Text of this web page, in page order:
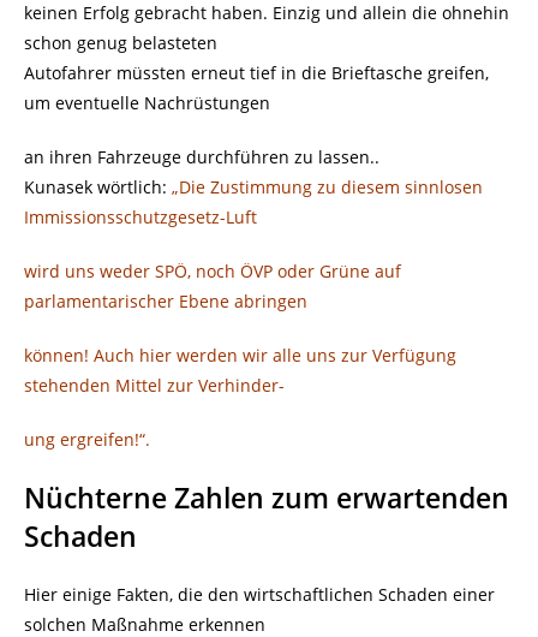
keinen Erfolg gebracht haben. Einzig und allein die ohnehin
schon genug belasteten
Autofahrer müssten erneut tief in die Brieftasche greifen,
um eventuelle Nachrüstungen
an ihren Fahrzeuge durchführen zu lassen..
Kunasek wörtlich: „Die Zustimmung zu diesem sinnlosen
Immissionsschutzgesetz-Luft
wird uns weder SPÖ, noch ÖVP oder Grüne auf
parlamentarischer Ebene abringen
können! Auch hier werden wir alle uns zur Verfügung
stehenden Mittel zur Verhinder-
ung ergreifen!“.
Nüchterne Zahlen zum erwartenden
Schaden
Hier einige Fakten, die den wirtschaftlichen Schaden einer
solchen Maßnahme erkennen